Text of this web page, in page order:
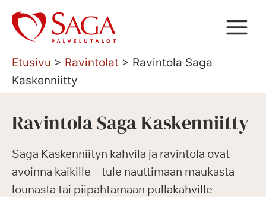
Siirry
sisältöön
Etusivu > Ravintolat > Ravintola Saga
Kaskenniitty
Ravintola Saga Kaskenniitty
Saga Kaskenniityn kahvila ja ravintola ovat
avoinna kaikille – tule nauttimaan maukasta
lounasta tai piipahtamaan pullakahville